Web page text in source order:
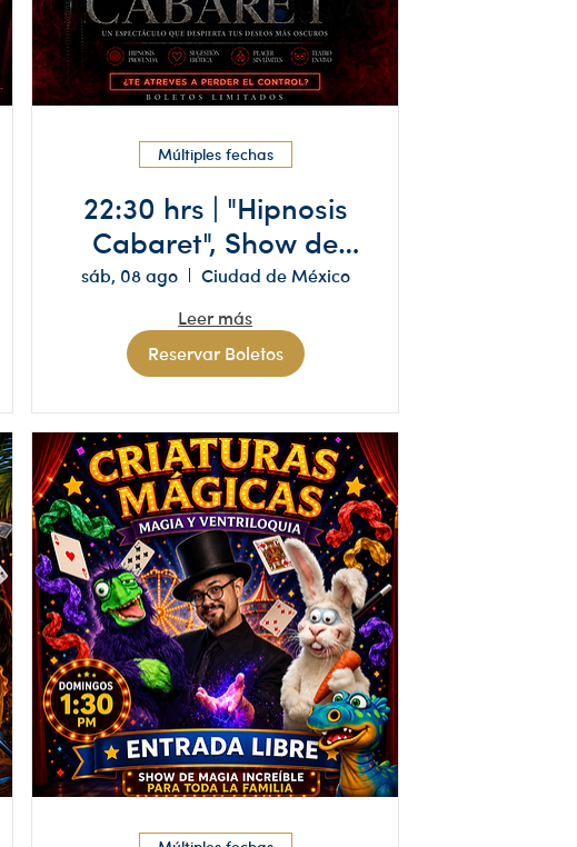
Múltiples fechas
22:30 hrs | "Hipnosis
Cabaret", Show de
Hipnosis Drusila D'vil
y Alex darko | +18
años
sáb, 08 ago
Ciudad de México
Leer más
Reservar Boletos